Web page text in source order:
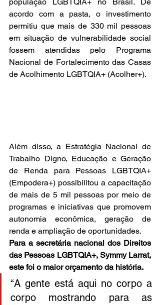
acordo com a pasta, o investimento
permitiu que mais de 330 mil pessoas
em situação de vulnerabilidade social
fossem atendidas pelo Programa
Nacional de Fortalecimento das Casas
de Acolhimento LGBTQIA+ (Acolher+).
Além disso, a Estratégia Nacional de
Trabalho Digno, Educação e Geração
de Renda para Pessoas LGBTQIA+
(Empodera+) possibilitou a capacitação
de mais de 5 mil pessoas por meio de
programas e iniciativas que promovem
autonomia econômica, geração de
renda e ampliação de oportunidades.
Para a secretária nacional dos Direitos
das Pessoas LGBTQIA+, Symmy Larrat,
este foi o maior orçamento da história.
“A gente está aqui no corpo a
corpo mostrando para as